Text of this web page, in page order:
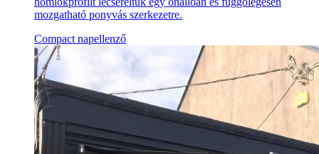
mozgatható ponyvás szerkezetre.
Compact napellenző